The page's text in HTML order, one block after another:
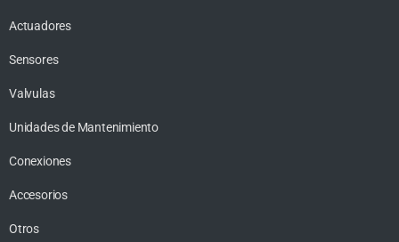
Actuadores
Sensores
Valvulas
Unidades de Mantenimiento
Conexiones
Accesorios
Otros